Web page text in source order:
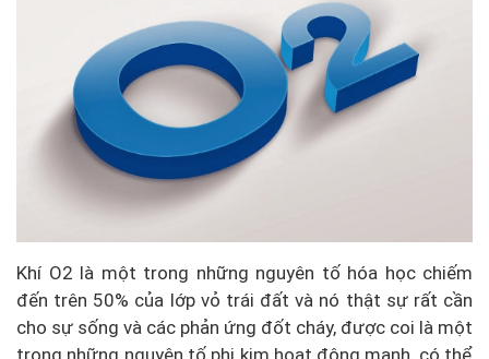
Khí O2 là một trong những nguyên tố hóa học chiếm
đến trên 50% của lớp vỏ trái đất và nó thật sự rất cần
cho sự sống và các phản ứng đốt cháy, được coi là một